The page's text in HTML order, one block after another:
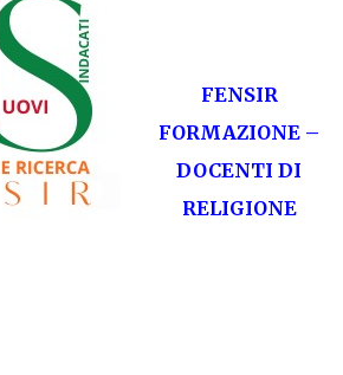
FENSIR
FORMAZIONE –
DOCENTI DI
RELIGIONE